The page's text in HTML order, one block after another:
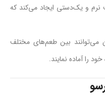
و یک‌دستی ایجاد می‌کند که
می‌توانند بین طعم‌های مختلف
را آماده نمایند.